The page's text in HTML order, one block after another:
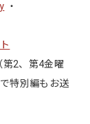
・
第2、第4金曜
特別編もお送